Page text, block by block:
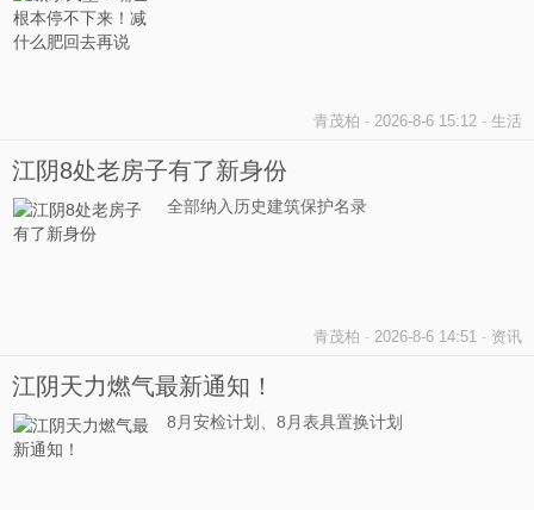
青茂柏 - 2026-8-6 15:12 - 生活
江阴8处老房子有了新身份
全部纳入历史建筑保护名录
青茂柏 - 2026-8-6 14:51 - 资讯
江阴天力燃气最新通知！
8月安检计划、8月表具置换计划